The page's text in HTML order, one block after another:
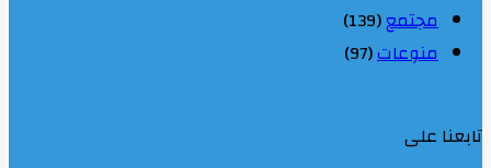
مجتمع(139)
منوعات(97)
تابعنا على